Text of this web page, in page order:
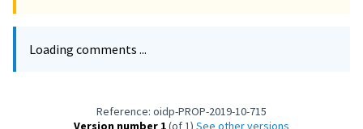
Loading comments ...
Reference: oidp-PROP-2019-10-715
Version number 1(of 1) see other versions